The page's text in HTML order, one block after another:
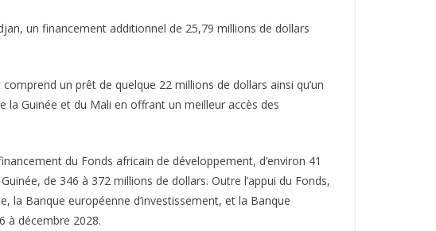
un financement additionnel de 25,79 millions de dollars
un prêt de quelque 22 millions de dollars ainsi qu’un
Guinée et du Mali en offrant un meilleur accès des
du Fonds africain de développement, d’environ 41
de 346 à 372 millions de dollars. Outre l’appui du Fonds,
la Banque européenne d’investissement, et la Banque
à décembre 2028.